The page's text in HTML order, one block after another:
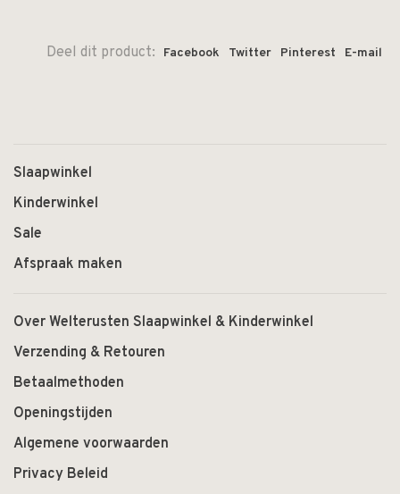
Deel dit product: Facebook Twitter Pinterest E-mail
Slaapwinkel
Kinderwinkel
Sale
Afspraak maken
Over Welterusten Slaapwinkel & Kinderwinkel
Verzending & Retouren
Betaalmethoden
Openingstijden
Algemene voorwaarden
Privacy Beleid